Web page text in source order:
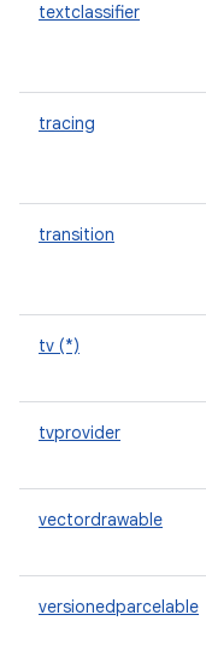
textclassifier
tracing
transition
tv (*)
tvprovider
vectordrawable
versionedparcelable